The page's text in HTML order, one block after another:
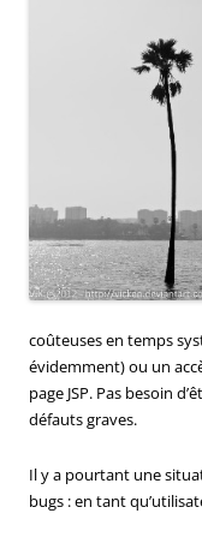
coûteuses en temps
évidemment) ou un
page JSP. Pas besoin
défauts graves.
Il y a pourtant une
bugs : en tant